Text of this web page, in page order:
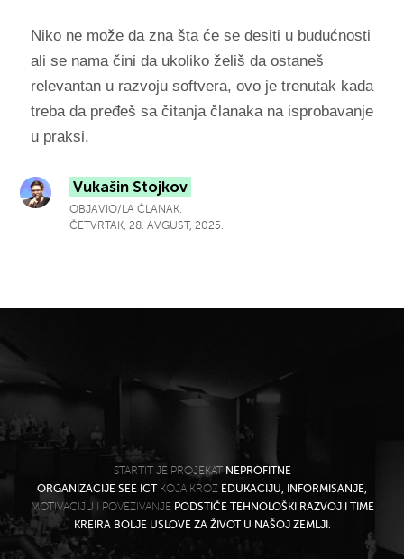
Niko ne može da zna šta će se desiti u budućnosti
ali se nama čini da ukoliko želiš da ostaneš
relevantan u razvoju softvera, ovo je trenutak kada
treba da pređeš sa čitanja članaka na isprobavanje
u praksi.
Vukašin Stojkov
OBJAVIO/LA ČLANAK.
ČETVRTAK, 28. AVGUST, 2025.
STARTIT JE PROJEKAT NEPROFITNE
ORGANIZACIJE SEE ICTKOJA KROZ EDUKACIJU, INFORMISANJE,
MOTIVACIJU I POVEZIVANJE PODSTIČE TEHNOLOŠKI RAZVOJ I TIME
KREIRA BOLJE USLOVE ZA ŽIVOT U NAŠOJ ZEMLJI.